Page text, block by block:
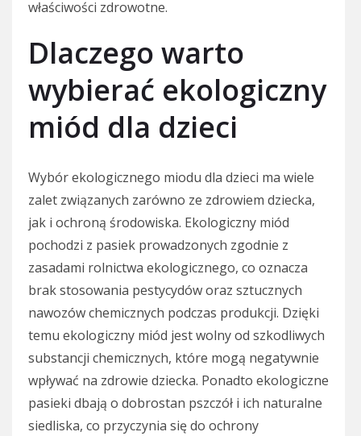
właściwości zdrowotne.
Dlaczego warto
wybierać ekologiczny
miód dla dzieci
Wybór ekologicznego miodu dla dzieci ma wiele
zalet związanych zarówno ze zdrowiem dziecka,
jak i ochroną środowiska. Ekologiczny miód
pochodzi z pasiek prowadzonych zgodnie z
zasadami rolnictwa ekologicznego, co oznacza
brak stosowania pestycydów oraz sztucznych
nawozów chemicznych podczas produkcji. Dzięki
temu ekologiczny miód jest wolny od szkodliwych
substancji chemicznych, które mogą negatywnie
wpływać na zdrowie dziecka. Ponadto ekologiczne
pasieki dbają o dobrostan pszczół i ich naturalne
siedliska, co przyczynia się do ochrony